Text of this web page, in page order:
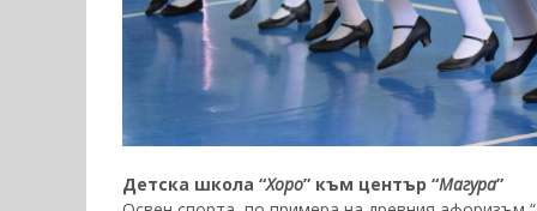
Детска школа “Хоро” към център “Магура”